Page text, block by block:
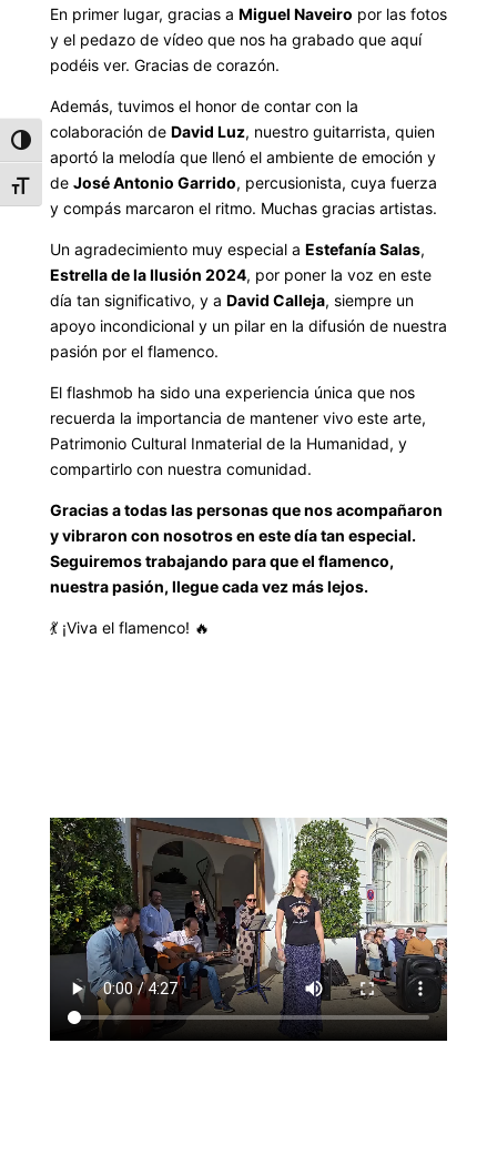
Alternar alto contraste
Alternar tamaño de letra
En primer lugar, gracias a Miguel Naveiro por las fotos
y el pedazo de vídeo que nos ha grabado que aquí
podéis ver. Gracias de corazón.
Además, tuvimos el honor de contar con la
colaboración de David Luz, nuestro guitarrista, quien
aportó la melodía que llenó el ambiente de emoción y
de José Antonio Garrido, percusionista, cuya fuerza
y compás marcaron el ritmo. Muchas gracias artistas.
Un agradecimiento muy especial a Estefanía Salas,
Estrella de la Ilusión 2024, por poner la voz en este
día tan significativo, y a David Calleja, siempre un
apoyo incondicional y un pilar en la difusión de nuestra
pasión por el flamenco.
El flashmob ha sido una experiencia única que nos
recuerda la importancia de mantener vivo este arte,
Patrimonio Cultural Inmaterial de la Humanidad, y
compartirlo con nuestra comunidad.
Gracias a todas las personas que nos acompañaron
y vibraron con nosotros en este día tan especial.
Seguiremos trabajando para que el flamenco,
nuestra pasión, llegue cada vez más lejos.
💃 ¡Viva el flamenco! 🔥